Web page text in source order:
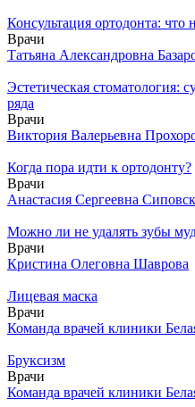
Консультация ортодонта: что
Врачи
Татьяна Александровна
Эстетическая стоматология:
ряда
Врачи
Виктория Валерьевна
Когда пора идти к ортодонту?
Врачи
Анастасия Сергеевна
Можно ли не удалять зубы
Врачи
Кристина Олеговна Шаврова
Лицевая маска
Врачи
Команда врачей клиники
Бруксизм
Врачи
Команда врачей клиники